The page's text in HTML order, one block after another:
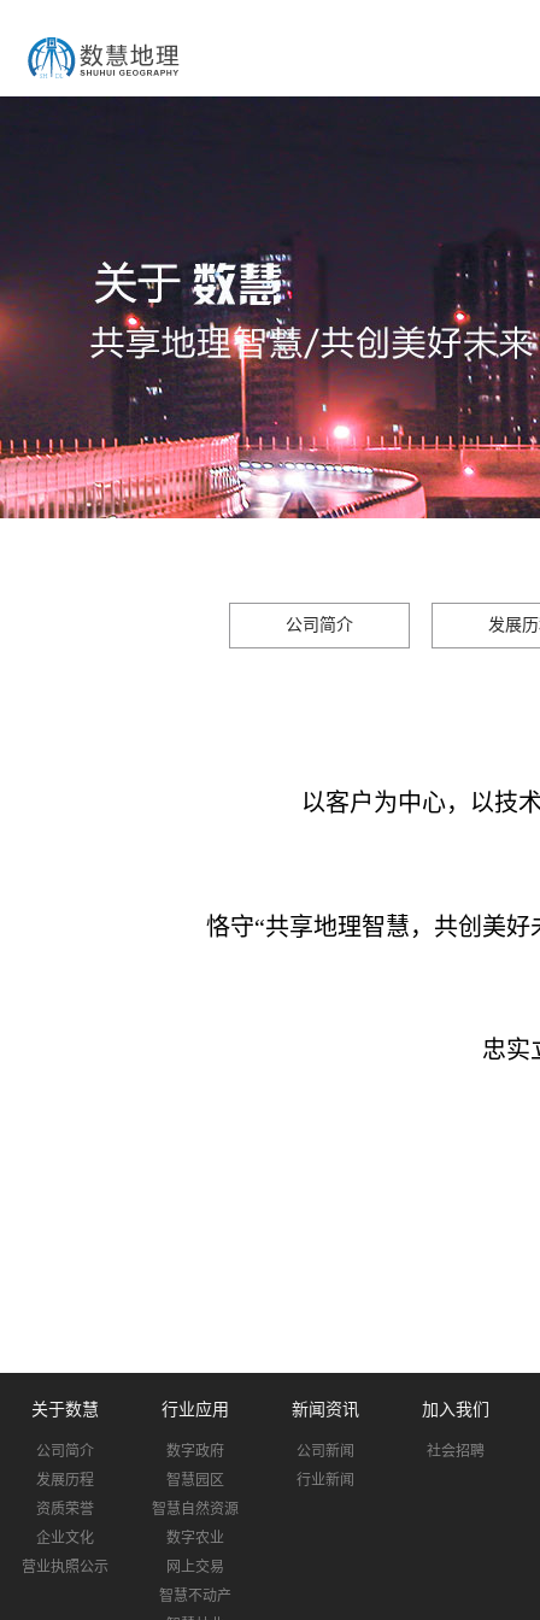
公司简介 发展
以客户为中心，以技
恪守“共享地理智慧，共创美
忠实
关于数慧
公司简介
发展历程
资质荣誉
企业文化
营业执照公示
行业应用
数字政府
智慧园区
智慧自然资源
数字农业
网上交易
智慧不动产
新闻资讯
公司新闻
行业新闻
加入我们
社会招聘